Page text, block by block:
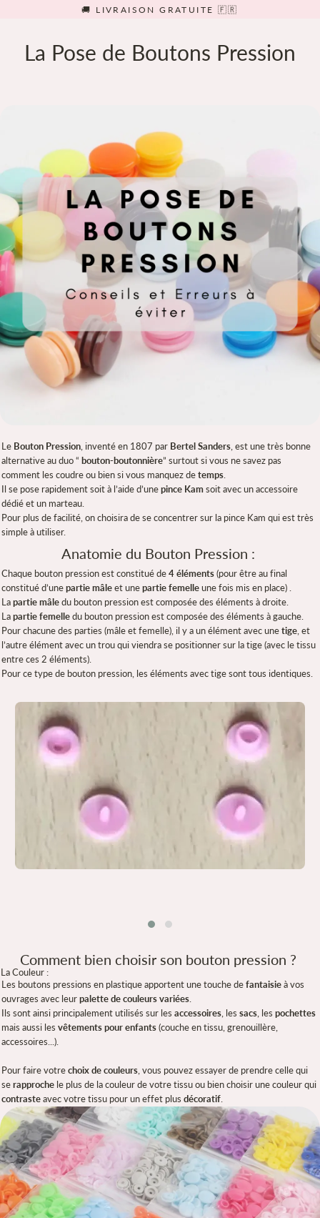
🚚 LIVRAISON GRATUITE 🇫🇷
La Pose de Boutons Pression
Le Bouton Pression , inventé en 1807 par Bertel Sanders , est une très bonne
alternative au duo “ bouton-boutonnière” surtout si vous ne savez pas
comment les coudre ou bien si vous manquez detemps
Il se pose rapidement soit à l’aide d’unepince Kamsoit avec un accessoire
dédié et un marteau.
Pour plus de facilité, on choisira de se concentrer sur la pince Kam qui est très
simple à utiliser.
Anatomie du Bouton Pression :
Chaque bouton pression est constitué de4 éléments(pour être au final
constitué d’unepartie mâleet unepartie femelleune fois mis en place) .
Lapartie mâledu bouton pression est composée des éléments à droite.
Lapartie femelledu bouton pression est composée des éléments à gauche.
Pour chacune des parties (mâle et femelle), il y a un élément avec unetige , et
l’autre élément avec un trou qui viendra se positionner sur la tige (avec le tissu
entre ces 2 éléments).
Pour ce type de bouton pression, les éléments avec tige sont tous identiques.
Comment bien choisir son bouton pression ?
La Couleur :
Les boutons pressions en plastique apportent une touche defantaisieà vos
ouvrages avec leurpalette de couleurs variées.
Ils sont ainsi principalement utilisés sur les accessoires, les sacs, les pochettes
mais aussi les vêtements pour enfants(couche en tissu, grenouillère,
accessoires...).
Pour faire votrechoix de couleurs, vous pouvez essayer de prendre celle qui
serapproche le plus de la couleur de votre tissu ou bien choisir une couleur qui
contrasteavec votre tissu pour un effet plus décoratif.